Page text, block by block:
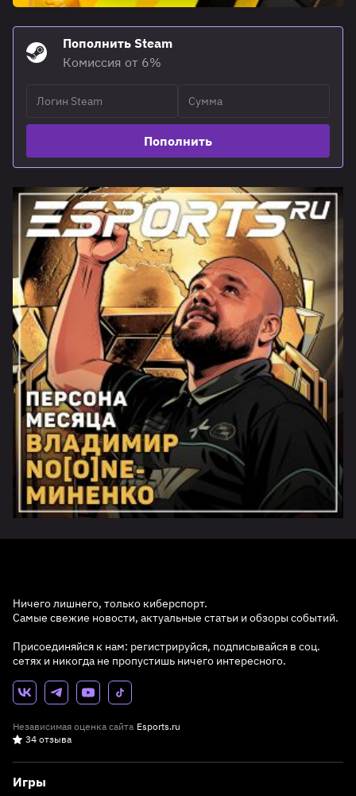
Пополнить Steam
Комиссия от 6%
Пополнить
Ничего лишнего, только киберспорт.
Самые свежие новости, актуальные статьи и обзоры событий.
Присоединяйся к нам: регистрируйся, подписывайся в соц.
сетях и никогда не пропустишь ничего интересного.
Независимая оценка сайта Esports.ru
34 отзыва
Игры